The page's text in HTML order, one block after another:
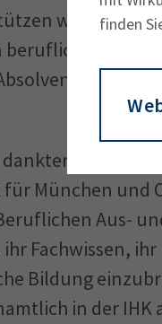
finden
wir als
und
auch
München und
Aus-
Fachwissen,
Bildung
in der